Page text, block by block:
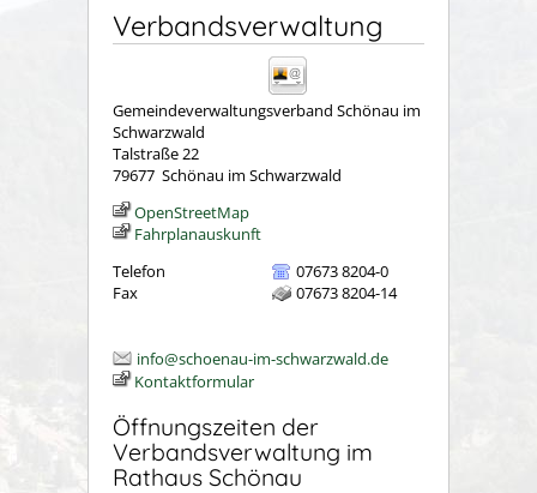
Verbandsverwaltung
Gemeindeverwaltungsverband Schönau im
Schwarzwald
Talstraße 22
79677 Schönau im Schwarzwald
OpenStreetMap
Fahrplanauskunft
Telefon
07673 8204-0
Fax
07673 8204-14
info@schoenau-im-schwarzwald.de
Kontaktformular
Öffnungszeiten der
Verbandsverwaltung im
Rathaus Schönau